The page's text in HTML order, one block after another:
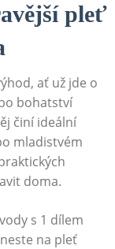
pleť
ať už jde o
bohatství
činí ideální
mladistvém
doma.
s 1 dílem
na pleť